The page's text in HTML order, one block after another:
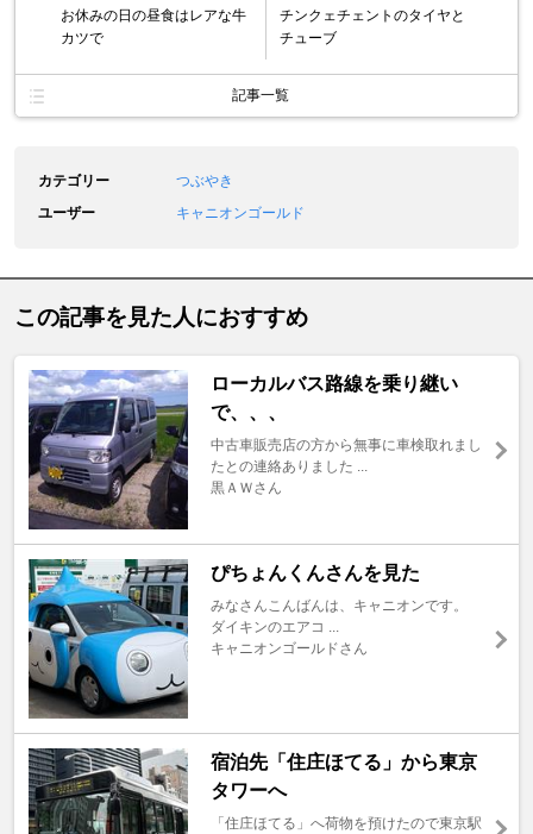
お休みの日の昼食はレアな牛
カツで
チンクェチェントのタイヤと
チューブ
記事一覧
カテゴリー
つぶやき
ユーザー
キャニオンゴールド
この記事を見た人におすすめ
ローカルバス路線を乗り継い
で、、、
中古車販売店の方から無事に車検取れまし
たとの連絡ありました ...
黒ＡＷさん
ぴちょんくんさんを見た
みなさんこんばんは、キャニオンです。
ダイキンのエアコ ...
キャニオンゴールドさん
宿泊先「住庄ほてる」から東京
タワーへ
「住庄ほてる」へ荷物を預けたので東京駅